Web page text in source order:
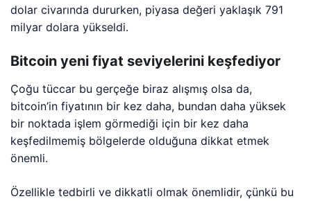
dolar civarında dururken, piyasa değeri yaklaşık 791
milyar dolara yükseldi.
Bitcoin yeni fiyat seviyelerini keşfediyor
Çoğu tüccar bu gerçeğe biraz alışmış olsa da,
bitcoin’in fiyatının bir kez daha, bundan daha yüksek
bir noktada işlem görmediği için bir kez daha
keşfedilmemiş bölgelerde olduğuna dikkat etmek
önemli.
Özellikle tedbirli ve dikkatli olmak önemlidir, çünkü bu